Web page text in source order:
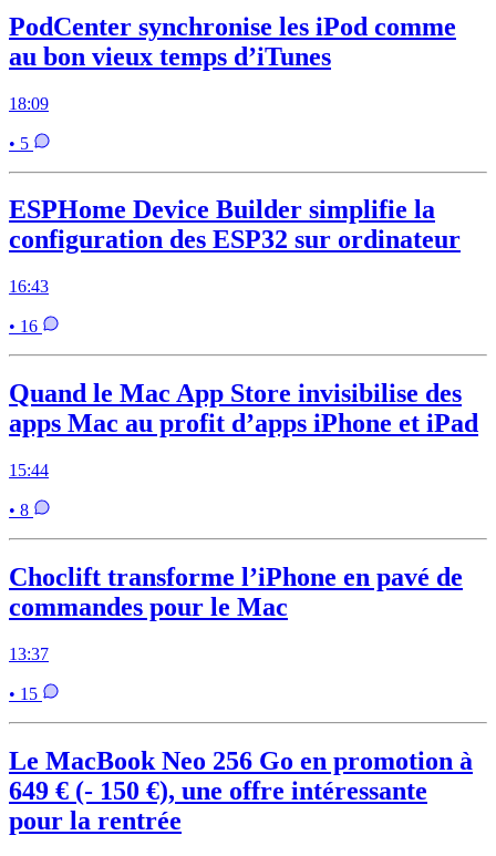
PodCenter synchronise les iPod comme
au bon vieux temps d’iTunes
18:09
• 5
ESPHome Device Builder simplifie la
configuration des ESP32 sur ordinateur
16:43
• 16
Quand le Mac App Store invisibilise des
apps Mac au profit d’apps iPhone et iPad
15:44
• 8
Choclift transforme l’iPhone en pavé de
commandes pour le Mac
13:37
• 15
Le MacBook Neo 256 Go en promotion à
649 € (- 150 €), une offre intéressante
pour la rentrée